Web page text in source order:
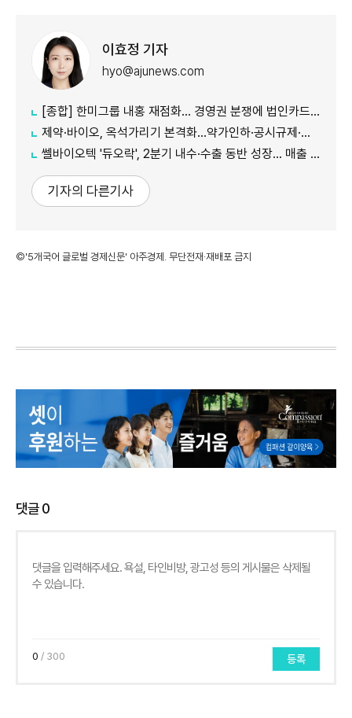
이효정 기자
hyo@ajunews.com
[종합] 한미그룹 내홍 재점화… 경영권 분쟁에 법인카드 의혹까지 '악재 지속'
제약·바이오, 옥석가리기 본격화…약가인하·공시규제·투자위축까지 '삼중고'
쎌바이오텍 '듀오락', 2분기 내수·수출 동반 성장… 매출 158억원
기자의 다른기사
©'5개국어 글로벌 경제신문' 아주경제. 무단전재·재배포 금지
댓글0
0 / 300 등록